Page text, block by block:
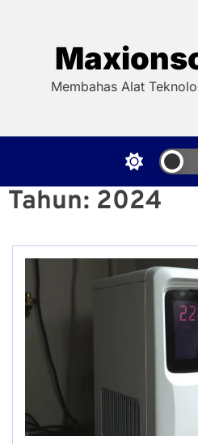
Membahas Alat
Tahun: 2024